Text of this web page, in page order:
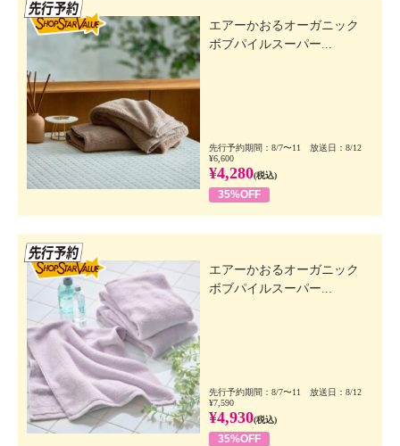
エアーかおるオーガニック
ボブパイルスーパー...
先行予約期間：8/7〜11 放送日：8/12
¥6,600
¥4,280(税込)
35%OFF
エアーかおるオーガニック
ボブパイルスーパー...
先行予約期間：8/7〜11 放送日：8/12
¥7,590
¥4,930(税込)
35%OFF